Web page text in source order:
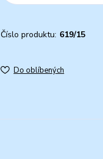
Číslo produktu: 619/15
Do oblíbených